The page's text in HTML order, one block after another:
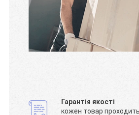
Гарантія якості
кожен товар